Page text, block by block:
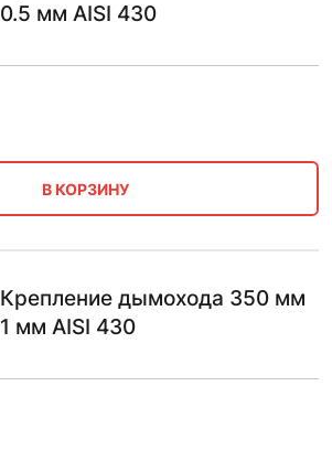
0.5 мм AISI 430
В КОРЗИНУ
Крепление дымохода 350 мм
1 мм AISI 430